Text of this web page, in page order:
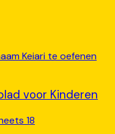
voor Kinderen